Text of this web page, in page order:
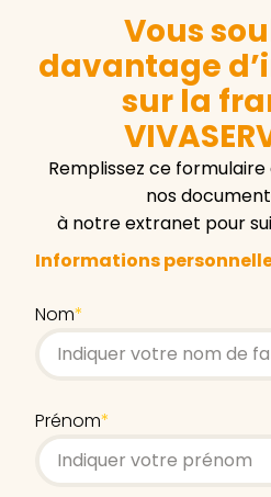
Vous
davantage
sur la
Remplissez ce
nos
à notre extranet pour
Informations
Nom*
Prénom*